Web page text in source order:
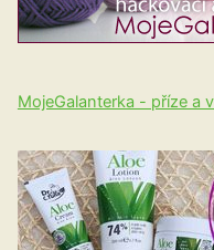
MojeGalanterka - příze a